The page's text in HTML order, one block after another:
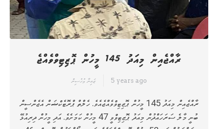
ރާއްޖެއިން މިއަދު 145 މީހުން ޕޮޒިޓިވްވެއްޖެ
ޒައިނާ މުހުސިން 5 years ago
ރާއްޖެއިން މިއަދު 145 މީހުން ޕޮޒިޓިވްވެއްޖެއެވެ. ހެލްތް ޕްރޮޓެކްޝަން އެޖެންސީން
ބުނީ މާލެ ސަރަހައްދުން މިއަދު ޕޮޒިޓިވްވީ 47 މީހުން ކަމަށެވެ. އަދި މީހުން ދިރިއުޅޭ